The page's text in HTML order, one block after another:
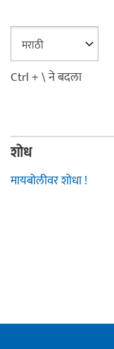
Ctrl + \ ने बदला
शोध
मायबोलीवर शोधा !